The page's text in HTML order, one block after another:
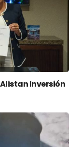
Inversión